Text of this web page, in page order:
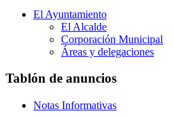
El Ayuntamiento
El Alcalde
Corporación Municipal
Áreas y delegaciones
Tablón de anuncios
Notas Informativas